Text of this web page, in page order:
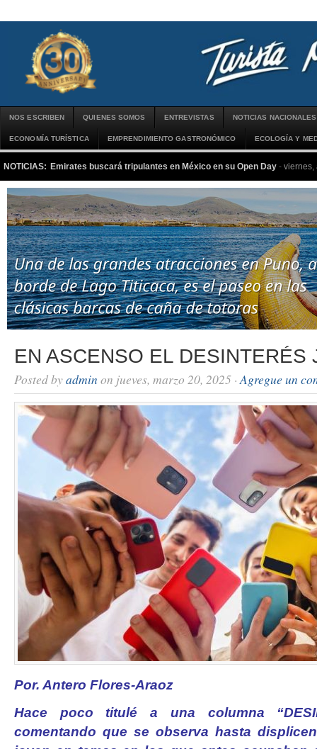
NOS ESCRIBEN QUIENES SOMOS ENTREVISTAS NOTICIAS NACIONALES
ECONOMÍA TURÍSTICA EMPRENDIMIENTO GASTRONÓMICO ECOLOGÍA Y
NOTICIAS: Emirates buscará tripulantes en México en su Open Day - viernes,
EN ASCENSO EL DESINTERÉS
Posted byadmin on jueves, marzo 20, 2025 ·Agregue un
Por. Antero Flores-Araoz
Hace poco titulé a una columna
comentando que se observa hasta